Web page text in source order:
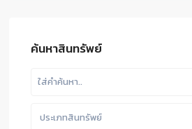
ค้นหาสินทรัพย์
ประเภทสินทรัพย์